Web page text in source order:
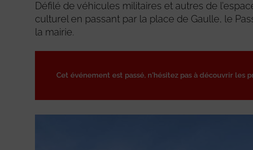
Défilé de véhicules militaires et autres de
culturel en passant par la place de Gaulle, le
la mairie.
Cet événement est passé, n'hésitez pas à découvrir les